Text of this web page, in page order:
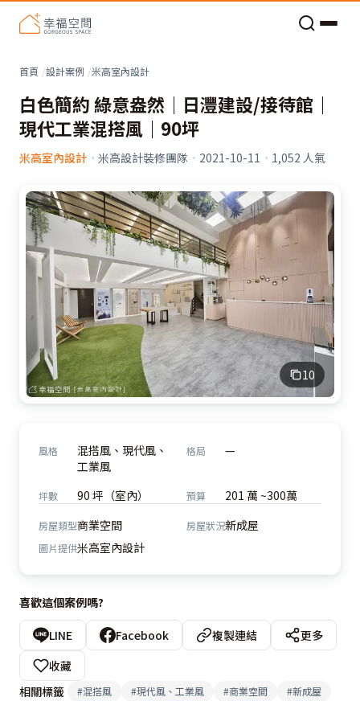
首頁 設計案例 米高室內設計
白色簡約 綠意盎然｜日灃建設/接待館｜
現代工業混搭風｜90坪
米高室內設計 · 米高設計裝修團隊 · 2021-10-11 · 1,052 人氣
10
風格
混搭風、現代風、
工業風
格局 —
坪數 90 坪（室內） 預算 201 萬 ~300萬
房屋類型商業空間 房屋狀況新成屋
圖片提供米高室內設計
喜歡這個案例嗎?
LINE Facebook 複製連結
更多
收藏
相關標籤
#混搭風 #現代風、工業風 #商業空間 #新成屋